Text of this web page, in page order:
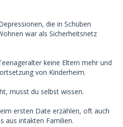
die in Schüben
war als Sicherheitsnetz
keine Eltern mehr und
von Kinderheim.
musst du selbst wissen.
ersten Date erzählen, oft auch
aus intakten Familien.